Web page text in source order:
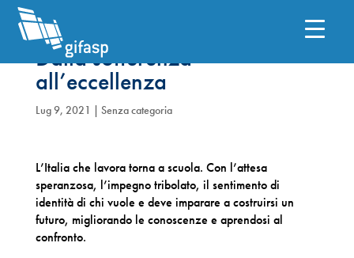
Dalla sofferenza
all’eccellenza
Lug 9, 2021 | Senza categoria
L’Italia che lavora torna a scuola. Con l’attesa
speranzosa, l’impegno tribolato, il sentimento di
identità di chi vuole e deve imparare a costruirsi un
futuro, migliorando le conoscenze e aprendosi al
confronto.